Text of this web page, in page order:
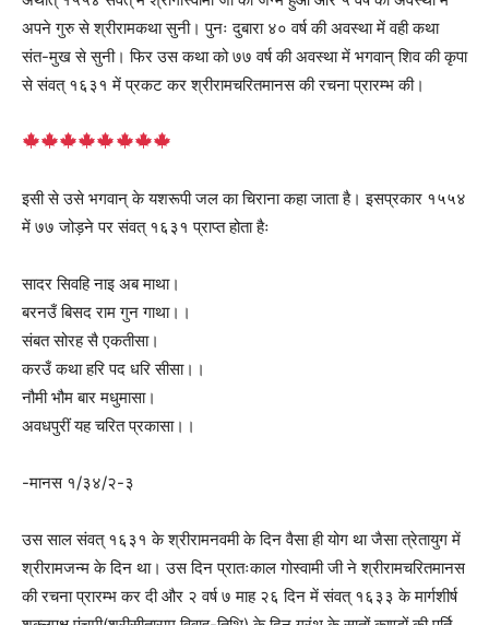
अपने गुरु से श्रीरामकथा सुनी। पुनः दुबारा ४० वर्ष की अवस्था में वही कथा
संत-मुख से सुनी। फिर उस कथा को ७७ वर्ष की अवस्था में भगवान् शिव की कृपा
से संवत् १६३१ में प्रकट कर श्रीरामचरितमानस की रचना प्रारम्भ की।
इसी से उसे भगवान् के यशरूपी जल का चिराना कहा जाता है। इसप्रकार १५५४
में ७७ जोड़ने पर संवत् १६३१ प्राप्त होता हैः
सादर सिवहि नाइ अब माथा।
बरनउँ बिसद राम गुन गाथा।।
संबत सोरह सै एकतीसा।
करउँ कथा हरि पद धरि सीसा।।
नौमी भौम बार मधुमासा।
अवधपुरीं यह चरित प्रकासा।।
-मानस १/३४/२-३
उस साल संवत् १६३१ के श्रीरामनवमी के दिन वैसा ही योग था जैसा त्रेतायुग में
श्रीरामजन्म के दिन था। उस दिन प्रातःकाल गोस्वामी जी ने श्रीरामचरितमानस
की रचना प्रारम्भ कर दी और २ वर्ष ७ माह २६ दिन में संवत् १६३३ के मार्गशीर्ष